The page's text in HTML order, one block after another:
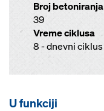
Broj betoniranja
39
Vreme ciklusa
8 - dnevni ciklus
U funkciji